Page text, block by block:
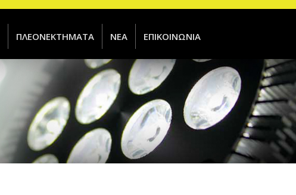
ΠΛΕΟΝΕΚΤΗΜΑΤΑ ΝΕΑ ΕΠΙΚΟΙΝΩΝΙΑ